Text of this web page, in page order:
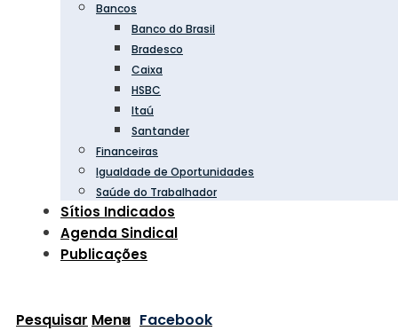
Bancos
Banco do Brasil
Bradesco
Caixa
HSBC
Itaú
Santander
Financeiras
Igualdade de Oportunidades
Saúde do Trabalhador
Sítios Indicados
Agenda Sindical
Publicações
Pesquisar Menu Facebook